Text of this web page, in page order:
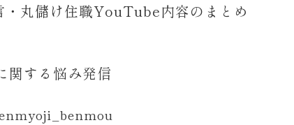
丸儲け住職YouTube内容のまとめ
する悩み発信